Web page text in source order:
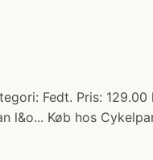
Fedt. Pris:
l&o... Køb hos